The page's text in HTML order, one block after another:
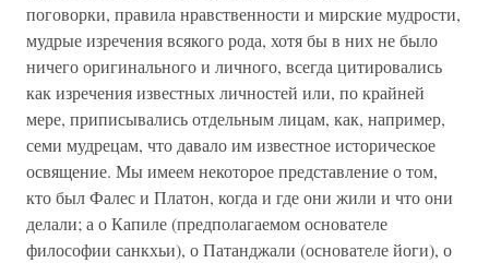
поговорки, правила нравственности и мирские мудрости,
мудрые изречения всякого рода, хотя бы в них не было
ничего оригинального и личного, всегда цитировались
как изречения известных личностей или, по крайней
мере, приписывались отдельным лицам, как, например,
семи мудрецам, что давало им известное историческое
освящение. Мы имеем некоторое представление о том,
кто был Фалес и Платон, когда и где они жили и что они
делали; а о Капиле (предполагаемом основателе
философии санкхьи), о Патанджали (основателе йоги), о